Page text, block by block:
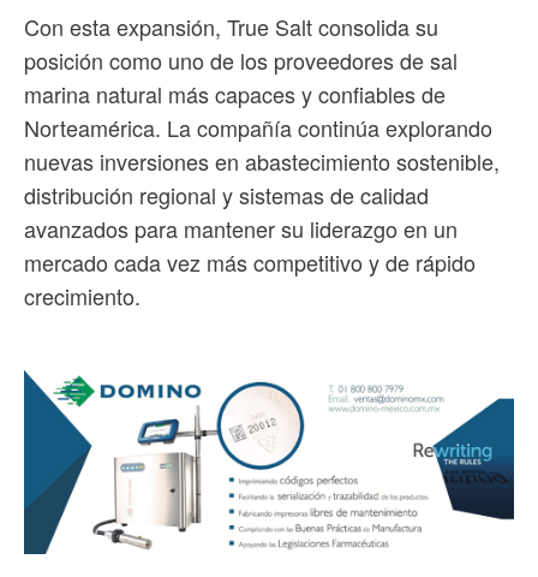
Con esta expansión, True Salt consolida su
posición como uno de los proveedores de sal
marina natural más capaces y confiables de
Norteamérica. La compañía continúa explorando
nuevas inversiones en abastecimiento sostenible,
distribución regional y sistemas de calidad
avanzados para mantener su liderazgo en un
mercado cada vez más competitivo y de rápido
crecimiento.